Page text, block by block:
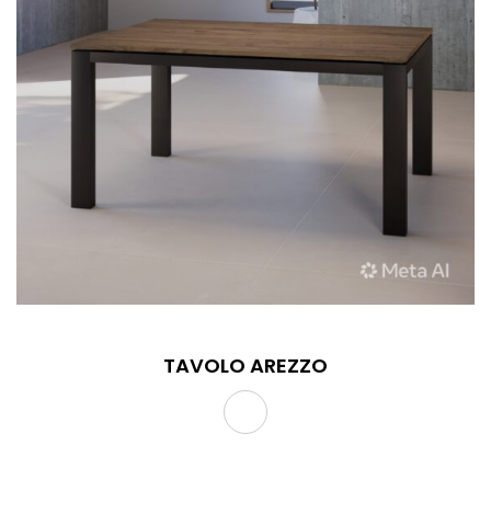
TAVOLO AREZZO